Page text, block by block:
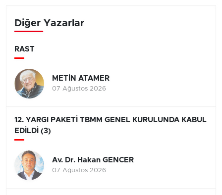
Diğer Yazarlar
RAST
METİN ATAMER
07 Ağustos 2026
12. YARGI PAKETİ TBMM GENEL KURULUNDA KABUL
EDİLDİ (3)
Av. Dr. Hakan GENCER
07 Ağustos 2026